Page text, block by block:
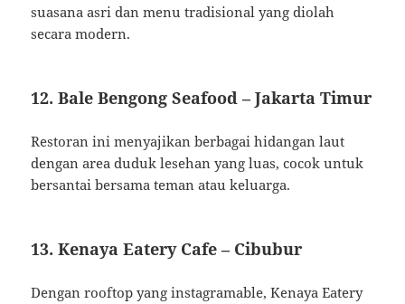
suasana asri dan menu tradisional yang diolah
secara modern.
12.Bale Bengong Seafood – Jakarta Timur
Restoran ini menyajikan berbagai hidangan laut
dengan area duduk lesehan yang luas, cocok untuk
bersantai bersama teman atau keluarga.
13.Kenaya Eatery Cafe – Cibubur
Dengan rooftop yang instagramable, Kenaya Eatery